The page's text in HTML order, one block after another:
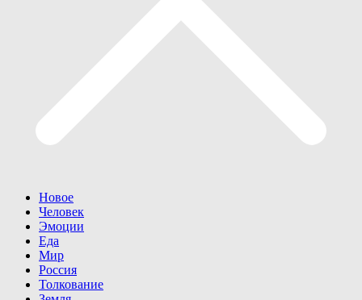
Новое
Человек
Эмоции
Еда
Мир
Россия
Толкование